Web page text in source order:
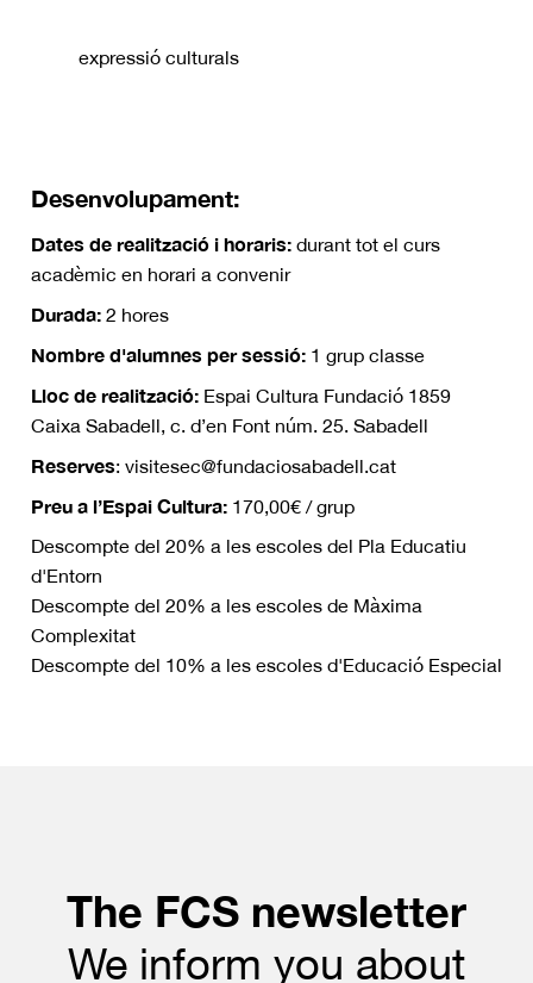
expressió culturals
Desenvolupament:
Dates de realització i horaris: durant tot el curs
acadèmic en horari a convenir
Durada: 2 hores
Nombre d'alumnes per sessió: 1 grup classe
Lloc de realització: Espai Cultura Fundació 1859
Caixa Sabadell, c. d’en Font núm. 25. Sabadell
Reserves: visitesec@fundaciosabadell.cat
Preu a l’Espai Cultura: 170,00€ / grup
Descompte del 20% a les escoles del Pla Educatiu
d'Entorn
Descompte del 20% a les escoles de Màxima
Complexitat
Descompte del 10% a les escoles d'Educació Especial
The FCS newsletter
We inform you about